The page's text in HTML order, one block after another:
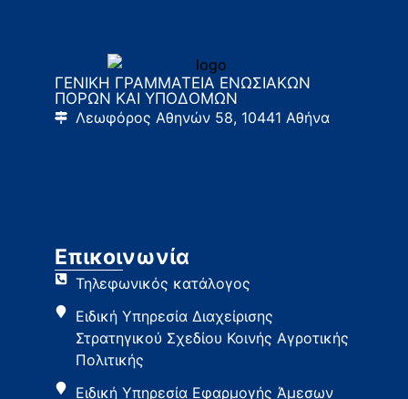
ΓΕΝΙΚΗ ΓΡΑΜΜΑΤΕΙΑ ΕΝΩΣΙΑΚΩΝ
ΠΟΡΩΝ ΚΑΙ ΥΠΟΔΟΜΩΝ
Λεωφόρος Αθηνών 58, 10441 Αθήνα
Επικοινωνία
Τηλεφωνικός κατάλογος
Ειδική Υπηρεσία Διαχείρισης
Στρατηγικού Σχεδίου Κοινής Αγροτικής
Πολιτικής
Ειδική Υπηρεσία Εφαρμογής Άμεσων